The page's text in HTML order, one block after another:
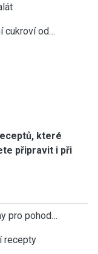
cukroví od…
které
připravit i při
pro pohod…
recepty